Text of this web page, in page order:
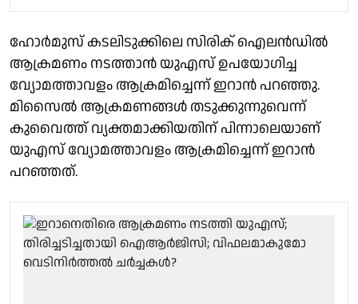
ഹോര്‍മുസ് കടലിടുക്കിലെ സിരിക് ഐലന്‍ഡില്‍
ആക്രമണം നടത്താന്‍ യുഎസ് ഉപയോഗിച്ച
വ്യോമത്താവളം ആക്രമിച്ചെന്ന് ഇറാന്‍ പറഞ്ഞു.
മിസൈല്‍ ആക്രമണങ്ങള്‍ തടുക്കുന്നുവെന്ന്
കുവൈത്ത് വ്യക്തമാക്കിയതിന് പിന്നാലെയാണ്
യുഎസ് വ്യോമത്താവളം ആക്രമിച്ചെന്ന് ഇറാന്‍
പറഞ്ഞത്.